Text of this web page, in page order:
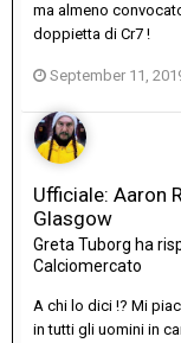
ma almeno
doppietta di Cr7 !
September 11,
Ufficiale: Aaron
Glasgow
Greta Tuborg ha
Calciomercato
A chi lo dici !? Mi
in tutti gli uomini in